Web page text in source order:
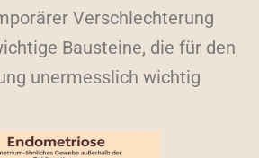
Verschlechterung
Bausteine, die für den
unermesslich wichtig